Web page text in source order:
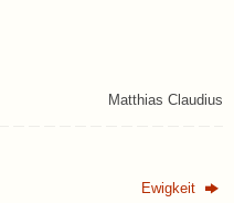
Matthias Claudius
Ewigkeit